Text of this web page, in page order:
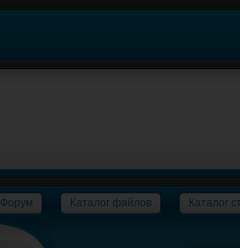
Форум Каталог файлов Каталог